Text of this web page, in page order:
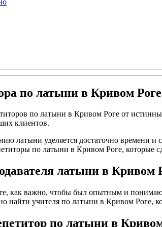
по латыни в Кривом Роге
по латыни в Кривом Роге от
клиентов.
латыни уделяется достаточно времени
по латыни в Кривом Роге, которые
латыни в Кривом
как важно, чтобы был опытным и
найти учителя по латыни в Кривом Роге,
по латыни в